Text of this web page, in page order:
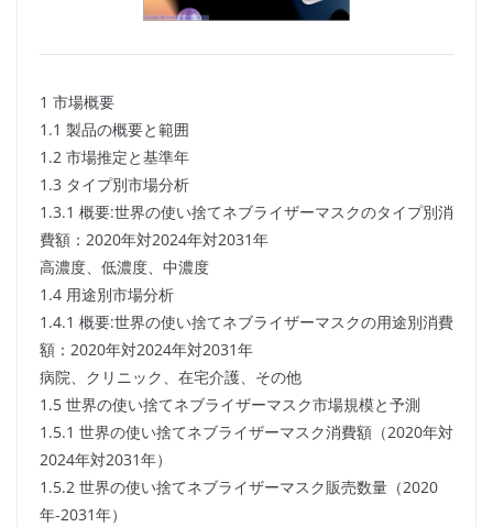
1 市場概要
1.1 製品の概要と範囲
1.2 市場推定と基準年
1.3 タイプ別市場分析
1.3.1 概要:世界の使い捨てネブライザーマスクのタイプ別消
費額：2020年対2024年対2031年
高濃度、低濃度、中濃度
1.4 用途別市場分析
1.4.1 概要:世界の使い捨てネブライザーマスクの用途別消費
額：2020年対2024年対2031年
病院、クリニック、在宅介護、その他
1.5 世界の使い捨てネブライザーマスク市場規模と予測
1.5.1 世界の使い捨てネブライザーマスク消費額（2020年対
2024年対2031年）
1.5.2 世界の使い捨てネブライザーマスク販売数量（2020
年-2031年）